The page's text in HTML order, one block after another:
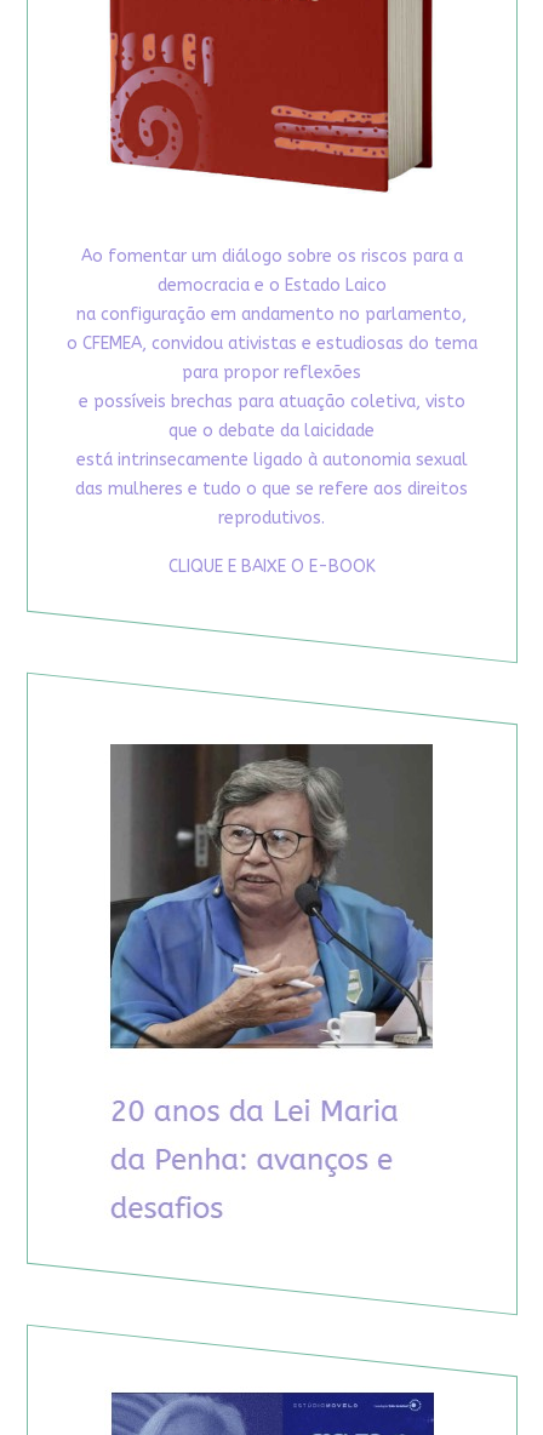
Ao fomentar um diálogo sobre os riscos para a
democracia e o Estado Laico
na configuração em andamento no parlamento,
o CFEMEA, convidou ativistas e estudiosas do tema
para propor reflexões
e possíveis brechas para atuação coletiva, visto
que o debate da laicidade
está intrinsecamente ligado à autonomia sexual
das mulheres e tudo o que se refere aos direitos
reprodutivos.
CLIQUE E BAIXE O E-BOOK